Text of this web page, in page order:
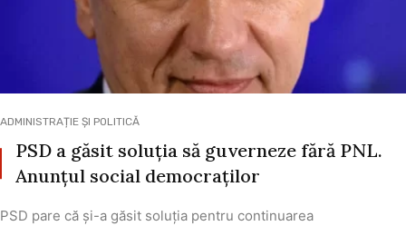
ADMINISTRAȚIE ȘI POLITICĂ
PSD a găsit soluția să guverneze fără PNL.
Anunțul social democraților
PSD pare că și-a găsit soluția pentru continuarea